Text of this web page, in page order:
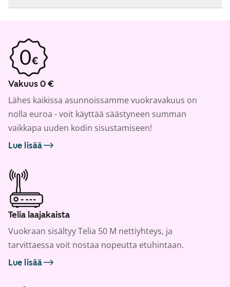
Vakuus 0 €
Lähes kaikissa asunnoissamme vuokravakuus on
nolla euroa - voit käyttää säästyneen summan
vaikkapa uuden kodin sisustamiseen!
Lue lisää
Telia laajakaista
Vuokraan sisältyy Telia 50 M nettiyhteys, ja
tarvittaessa voit nostaa nopeutta etuhintaan.
Lue lisää